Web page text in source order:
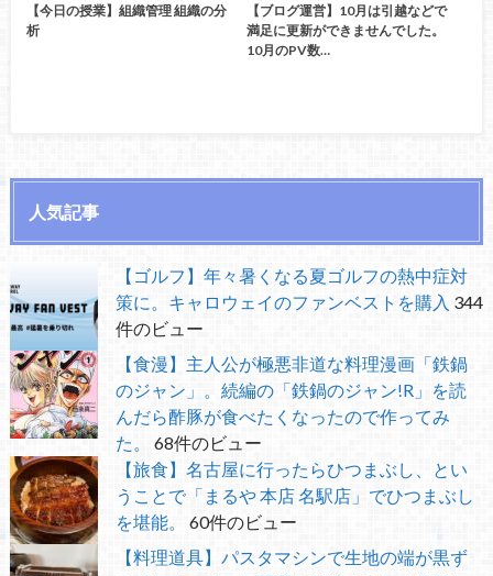
【今日の授業】組織管理 組織の分
析
【ブログ運営】10月は引越などで
満足に更新ができませんでした。
10月のPV数…
人気記事
【ゴルフ】年々暑くなる夏ゴルフの熱中症対
策に。キャロウェイのファンベストを購入 344
件のビュー
【食漫】主人公が極悪非道な料理漫画「鉄鍋
のジャン」。続編の「鉄鍋のジャン!R」を読
んだら酢豚が食べたくなったので作ってみ
た。
68件のビュー
【旅食】名古屋に行ったらひつまぶし、とい
うことで「まるや 本店 名駅店」でひつまぶし
を堪能。
60件のビュー
【料理道具】パスタマシンで生地の端が黒ず